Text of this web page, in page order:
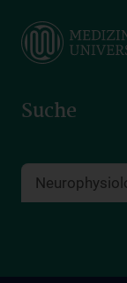
main
Suche